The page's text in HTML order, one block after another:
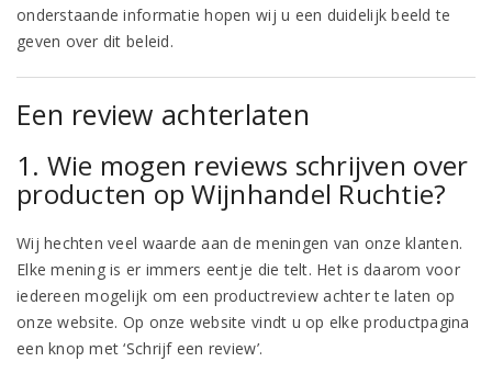
onderstaande informatie hopen wij u een duidelijk beeld te
geven over dit beleid.
Een review achterlaten
1. Wie mogen reviews schrijven over
producten op Wijnhandel Ruchtie?
Wij hechten veel waarde aan de meningen van onze klanten.
Elke mening is er immers eentje die telt. Het is daarom voor
iedereen mogelijk om een productreview achter te laten op
onze website. Op onze website vindt u op elke productpagina
een knop met ‘Schrijf een review’.